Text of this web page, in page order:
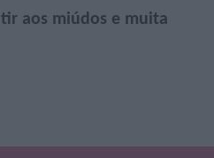
aos miúdos e muita